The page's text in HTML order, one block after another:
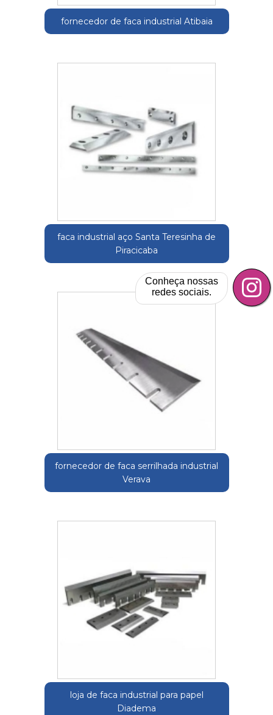
fornecedor de faca industrial Atibaia
faca industrial aço Santa Teresinha de
Piracicaba
fornecedor de faca serrilhada industrial
Verava
loja de faca industrial para papel
Diadema
Conheça nossas
redes sociais.